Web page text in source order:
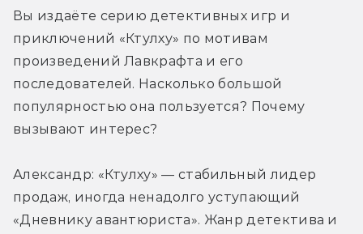
Вы издаёте серию детективных игр и
приключений «Ктулху» по мотивам
произведений Лавкрафта и его
последователей. Насколько большой
популярностью она пользуется? Почему
вызывают интерес?
Александр: «Ктулху» — стабильный лидер
продаж, иногда ненадолго уступающий
«Дневнику авантюриста». Жанр детектива и